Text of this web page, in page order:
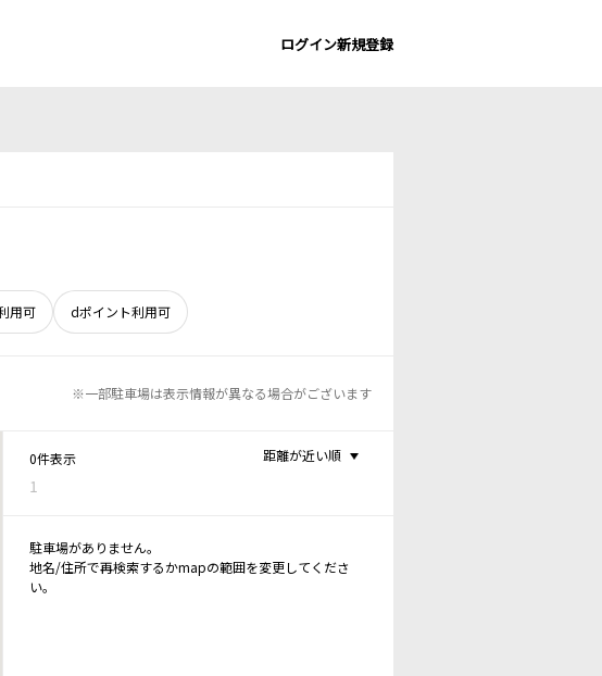
ログイン新規登録
用可 dポイント利用可
※一部駐車場は表示情報が異なる場合がございます
0件表示
1
距離が近い順
駐車場がありません。
地名/住所で再検索するかmapの範囲を変更してくださ
い。